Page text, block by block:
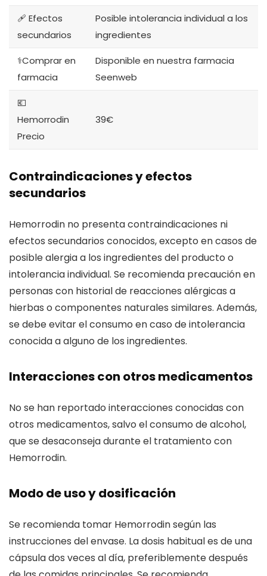
🩹 Efectos
secundarios
Posible intolerancia individual a los
ingredientes
⚕️Comprar en
farmacia
Disponible en nuestra farmacia
Seenweb
💶
Hemorrodin
Precio
39€
Contraindicaciones y efectos
secundarios
Hemorrodin no presenta contraindicaciones ni
efectos secundarios conocidos, excepto en casos de
posible alergia a los ingredientes del producto o
intolerancia individual. Se recomienda precaución en
personas con historial de reacciones alérgicas a
hierbas o componentes naturales similares. Además,
se debe evitar el consumo en caso de intolerancia
conocida a alguno de los ingredientes.
Interacciones con otros medicamentos
No se han reportado interacciones conocidas con
otros medicamentos, salvo el consumo de alcohol,
que se desaconseja durante el tratamiento con
Hemorrodin.
Modo de uso y dosificación
Se recomienda tomar Hemorrodin según las
instrucciones del envase. La dosis habitual es de una
cápsula dos veces al día, preferiblemente después